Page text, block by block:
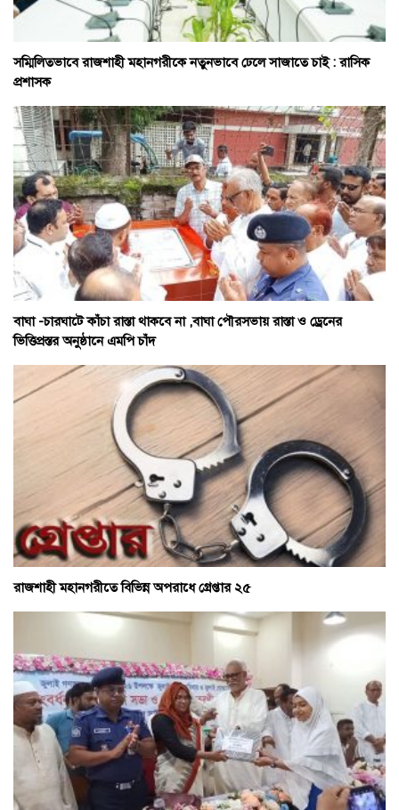
সম্মিলিতভাবে রাজশাহী মহানগরীকে নতুনভাবে ঢেলে সাজাতে চাই : রাসিক
প্রশাসক
বাঘা -চারঘাটে কাঁচা রাস্তা থাকবে না ,বাঘা পৌরসভায় রাস্তা ও ড্রেনের
ভিত্তিপ্রস্তর অনুষ্ঠানে এমপি চাঁদ
রাজশাহী মহানগরীতে বিভিন্ন অপরাধে গ্রেপ্তার ২৫